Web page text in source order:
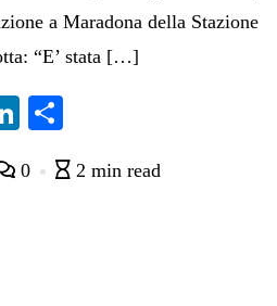
a Maradona della Stazione
“E’ stata […]
Li
ed di
0 2 min read